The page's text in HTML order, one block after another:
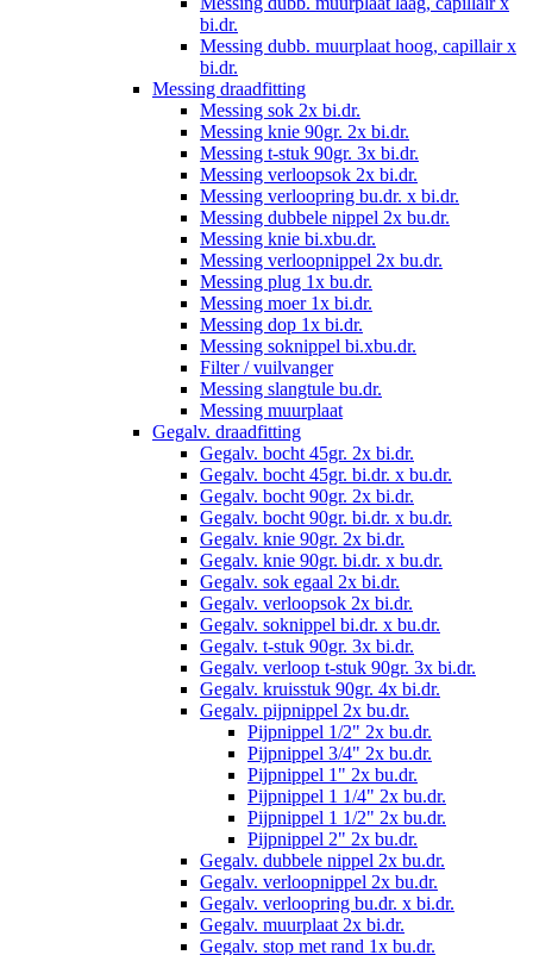
bi.dr.
Messing dubb. muurplaat hoog, capillair x
bi.dr.
Messing draadfitting
Messing sok 2x bi.dr.
Messing knie 90gr. 2x bi.dr.
Messing t-stuk 90gr. 3x bi.dr.
Messing verloopsok 2x bi.dr.
Messing verloopring bu.dr. x bi.dr.
Messing dubbele nippel 2x bu.dr.
Messing knie bi.xbu.dr.
Messing verloopnippel 2x bu.dr.
Messing plug 1x bu.dr.
Messing moer 1x bi.dr.
Messing dop 1x bi.dr.
Messing soknippel bi.xbu.dr.
Filter / vuilvanger
Messing slangtule bu.dr.
Messing muurplaat
Gegalv. draadfitting
Gegalv. bocht 45gr. 2x bi.dr.
Gegalv. bocht 45gr. bi.dr. x bu.dr.
Gegalv. bocht 90gr. 2x bi.dr.
Gegalv. bocht 90gr. bi.dr. x bu.dr.
Gegalv. knie 90gr. 2x bi.dr.
Gegalv. knie 90gr. bi.dr. x bu.dr.
Gegalv. sok egaal 2x bi.dr.
Gegalv. verloopsok 2x bi.dr.
Gegalv. soknippel bi.dr. x bu.dr.
Gegalv. t-stuk 90gr. 3x bi.dr.
Gegalv. verloop t-stuk 90gr. 3x bi.dr.
Gegalv. kruisstuk 90gr. 4x bi.dr.
Gegalv. pijpnippel 2x bu.dr.
Pijpnippel 1/2" 2x bu.dr.
Pijpnippel 3/4" 2x bu.dr.
Pijpnippel 1" 2x bu.dr.
Pijpnippel 1 1/4" 2x bu.dr.
Pijpnippel 1 1/2" 2x bu.dr.
Pijpnippel 2" 2x bu.dr.
Gegalv. dubbele nippel 2x bu.dr.
Gegalv. verloopnippel 2x bu.dr.
Gegalv. verloopring bu.dr. x bi.dr.
Gegalv. muurplaat 2x bi.dr.
Gegalv. stop met rand 1x bu.dr.